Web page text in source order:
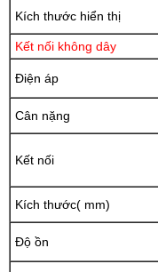
Kích thước hiển thị
Kết nối không dây
Điện áp
Cân nặng
Kết nối
Kích thước( mm)
Độ ồn